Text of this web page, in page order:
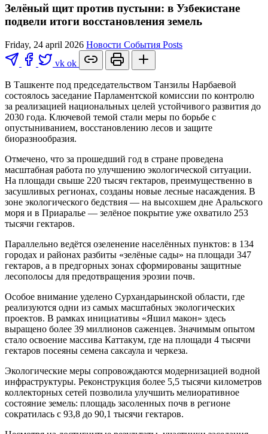
Зелёный щит против пустыни: в Узбекистане
подвели итоги восстановления земель
Friday, 24 april 2026 Новости События Posts
vk ok
В Ташкенте под председательством Танзилы Нарбаевой
состоялось заседание Парламентской комиссии по контролю
за реализацией национальных целей устойчивого развития до
2030 года. Ключевой темой стали меры по борьбе с
опустыниванием, восстановлению лесов и защите
биоразнообразия.
Отмечено, что за прошедший год в стране проведена
масштабная работа по улучшению экологической ситуации.
На площади свыше 220 тысяч гектаров, преимущественно в
засушливых регионах, созданы новые лесные насаждения. В
зоне экологического бедствия — на высохшем дне Аральского
моря и в Приаралье — зелёное покрытие уже охватило 253
тысячи гектаров.
Параллельно ведётся озеленение населённых пунктов: в 134
городах и районах разбиты «зелёные сады» на площади 347
гектаров, а в предгорных зонах сформированы защитные
лесополосы для предотвращения эрозии почв.
Особое внимание уделено Сурхандарьинской области, где
реализуются одни из самых масштабных экологических
проектов. В рамках инициативы «Яшил макон» здесь
выращено более 39 миллионов саженцев. Значимым опытом
стало освоение массива Каттакум, где на площади 4 тысячи
гектаров посеяны семена саксаула и черкеза.
Экологические меры сопровождаются модернизацией водной
инфраструктуры. Реконструкция более 5,5 тысячи километров
коллекторных сетей позволила улучшить мелиоративное
состояние земель: площадь засоленных почв в регионе
сократилась с 93,8 до 90,1 тысячи гектаров.